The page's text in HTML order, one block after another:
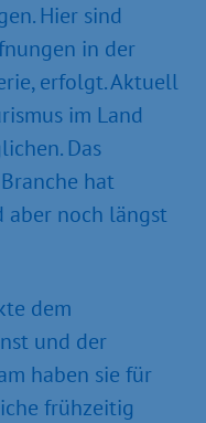
Hier sind
in der
erfolgt. Aktuell
im Land
Das
hat
aber noch längst
dem
und der
haben sie für
frühzeitig